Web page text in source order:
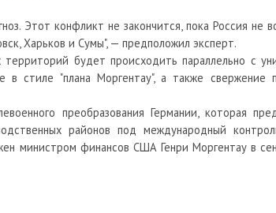
Этот конфликт не закончится, пока Россия не
Харьков и Сумы", — предположил эксперт.
будет происходить параллельно с
стиле "плана Моргентау", а также свержение
преобразования Германии, которая
районов под международный
министром финансов СШАГенри Моргентау в